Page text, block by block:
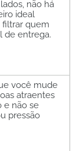
não há
ideal
quem
de entrega.
você mude
atraentes
e não se
pressão